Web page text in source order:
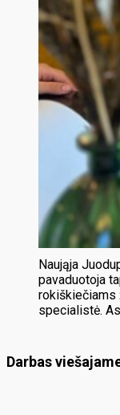
Naująja
pavaduotoja
rokiškiečiams
specialistė.
Darbas